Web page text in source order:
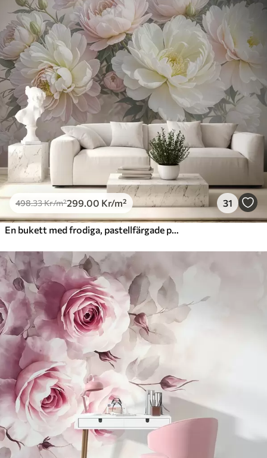
498.33Kr/m²299 .00 Kr/m² 31